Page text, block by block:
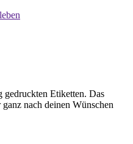
Etiketten. Das
nach deinen Wünschen